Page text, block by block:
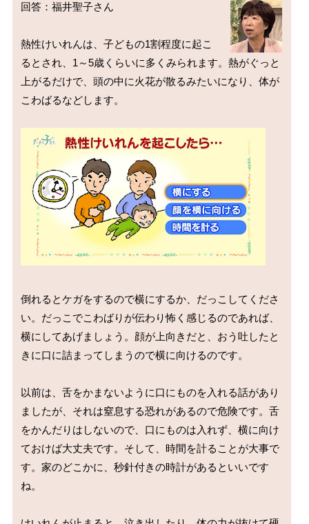
回答：福井聖子さん
熱性けいれんは、子どもの1割程度に起こ
るとされ、1～5歳くらいに多くみられます。熱がぐっと
上がるだけで、頭の中に火花が散るみたいになり、体が
こわばるなどします。
倒れるとケガをするので横にするか、だっこしてくださ
い。だっこでこわばりが伝わり怖く感じるのであれば、
横にしてあげましょう。顔が上向きだと、おう吐したと
きに口に詰まってしまうので横に向けるのです。
以前は、舌をかまないように口にものを入れる話があり
ましたが、それは窒息する恐れがあるので危険です。舌
をかんだりはしないので、口にものは入れず、横に向け
ておけば大丈夫です。そして、時間を計ることが大事で
す。家のどこかに、秒針付きの時計があるといいです
ね。